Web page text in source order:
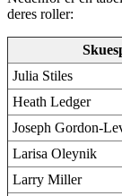
deres roller:
Julia Stiles
Heath Ledger
Joseph Gordon-
Larisa Oleynik
Larry Miller